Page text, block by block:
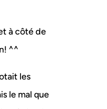
à côté de
^^
les
le mal que